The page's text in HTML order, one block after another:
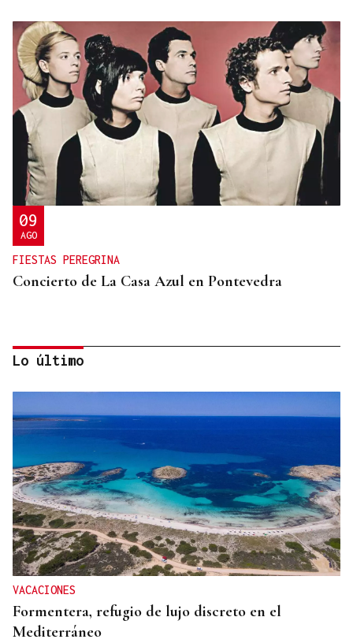
09
AGO
FIESTAS PEREGRINA
Concierto de La Casa Azul en Pontevedra
07
AGO
CONCIERTO
Comunión entre el folk gallego y el techno
orgánico con Baiuca
Lo último
VACACIONES
Formentera, refugio de lujo discreto en el
Mediterráneo